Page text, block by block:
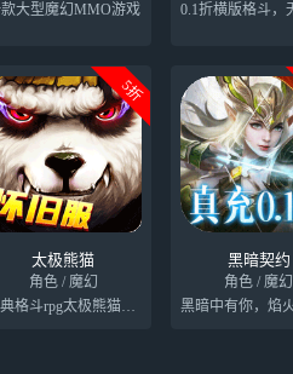
大型魔幻MMO游戏
5折
太极熊猫
角色 / 魔幻
经典格斗rpg太极熊猫怀旧版
黑暗契约
角色 / 魔幻